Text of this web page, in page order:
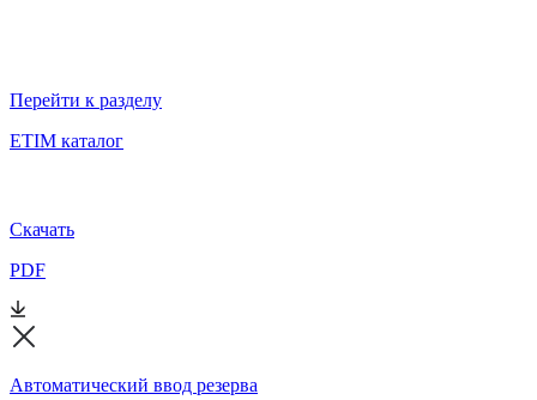
Перейти к разделу
ETIM каталог
Скачать
PDF
Автоматический ввод резерва